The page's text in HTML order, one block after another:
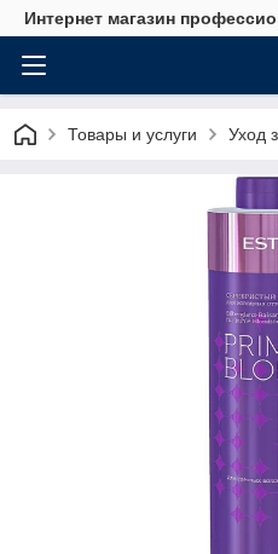
Интернет магазин
Товары и услуги Уход